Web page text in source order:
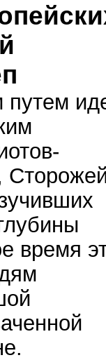
путем
время